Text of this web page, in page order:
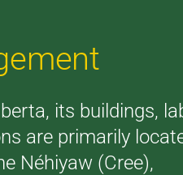
its buildings,
are primarily
Néhiyaw (Cree),